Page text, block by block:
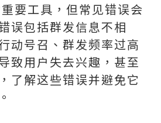
要工具，但常见错误会
误包括群发信息不相
动号召、群发频率过高
致用户失去兴趣，甚至
了解这些错误并避免它